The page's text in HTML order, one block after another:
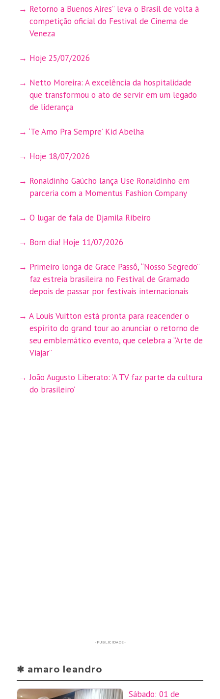
Retorno a Buenos Aires” leva o Brasil de volta à
competição oficial do Festival de Cinema de
Veneza
Hoje 25/07/2026
Netto Moreira: A excelência da hospitalidade
que transformou o ato de servir em um legado
de liderança
‘Te Amo Pra Sempre’ Kid Abelha
Hoje 18/07/2026
Ronaldinho Gaúcho lança Use Ronaldinho em
parceria com a Momentus Fashion Company
O lugar de fala de Djamila Ribeiro
Bom dia! Hoje 11/07/2026
Primeiro longa de Grace Passô, “Nosso Segredo”
faz estreia brasileira no Festival de Gramado
depois de passar por festivais internacionais
A Louis Vuitton está pronta para reacender o
espírito do grand tour ao anunciar o retorno de
seu emblemático evento, que celebra a ”Arte de
Viajar”
João Augusto Liberato: ‘A TV faz parte da cultura
do brasileiro’
- PUBLICIDADE -
✱ amaro leandro
Sábado: 01 de